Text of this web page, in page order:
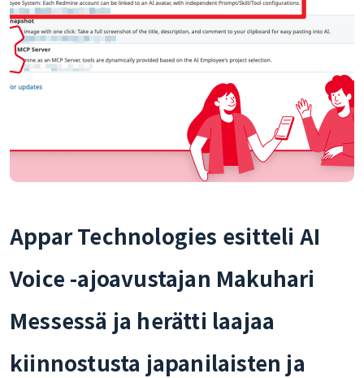
Appar Technologies esitteli AI
Voice -ajoavustajan Makuhari
Messessä ja herätti laajaa
kiinnostusta japanilaisten ja